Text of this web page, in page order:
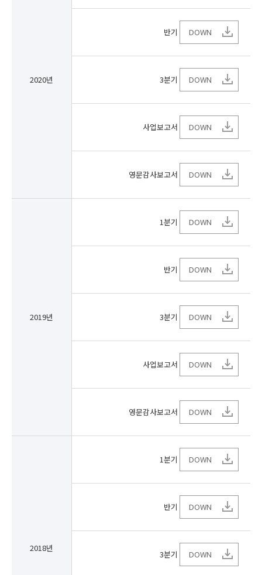
2020년
반기 DOWN
3분기 DOWN
사업보고서 DOWN
영문감사보고서 DOWN
2019년
1분기 DOWN
반기 DOWN
3분기 DOWN
사업보고서 DOWN
영문감사보고서 DOWN
2018년
1분기 DOWN
반기 DOWN
3분기 DOWN